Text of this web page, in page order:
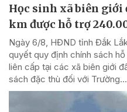
Học sinh xã biên giới
km được hỗ trợ
Ngày 6/8, HĐND tỉnh Đắk
quyết quy định chính sách
liên cấp tại các xã biên giới
sách đặc thù đối với Trường...